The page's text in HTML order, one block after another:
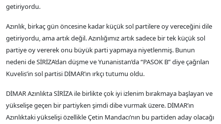
getiriyordu.
Azınlık, birkaç gün öncesine kadar küçük sol partilere oy vereceğini dile
getiriyordu, ama artık değil. Azınlığımız artık sadece bir tek küçük sol
partiye oy vererek onu büyük parti yapmaya niyetlenmiş. Bunun
nedeni de SİRİZA’dan düşme ve Yunanistan’da “PASOK B” diye çağrılan
Kuvelis’in sol partisi DİMAR’ın ırkçı tutumu oldu.
DİMAR Azınlıkta SİRİZA ile birlikte çok iyi izlenim bırakmaya başlayan ve
yükselişe geçen bir partiyken şimdi dibe vurmak üzere. DİMAR’ın
Azınlıktaki yükselişi özellikle Çetin Mandacı’nın bu partiden aday olacağı